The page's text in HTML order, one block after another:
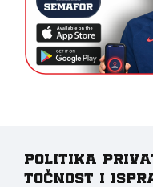
Politika
točnost i